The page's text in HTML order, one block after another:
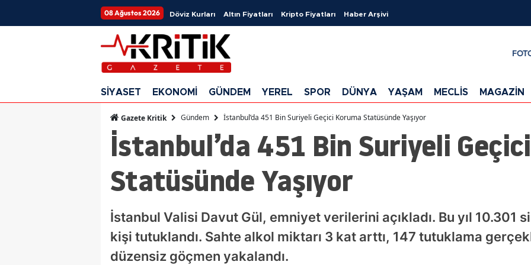
08 Ağustos 2026 Döviz Kurları Altın Fiyatları Kripto Fiyatları Haber Arşivi
SİYASET EKONOMİ GÜNDEM YEREL SPOR DÜNYA YAŞAM MECLİS MAGAZİN
Gazete Kritik Gündem İstanbul’da 451 Bin Suriyeli Geçici Koruma Statüsünde Yaşıyor
İstanbul’da 451 Bin Suriyeli
Statüsünde Yaşıyor
İstanbul Valisi Davut Gül, emniyet verilerini açıkladı. Bu yıl 10.301
kişi tutuklandı. Sahte alkol miktarı 3 kat arttı, 147 tutuklama
düzensiz göçmen yakalandı.